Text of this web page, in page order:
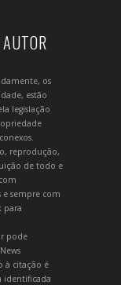
os
estão
legislação
reprodução,
de todo e
e sempre com
para
pode
à citação é
identificada